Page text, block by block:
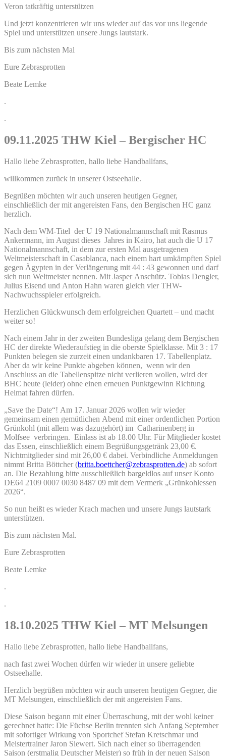
Veron tatkräftig unterstützen
Und jetzt konzentrieren wir uns wieder auf das vor uns liegende
Spiel und unterstützen unsere Jungs lautstark.
Bis zum nächsten Mal
Eure Zebrasprotten
Beate Lemke
.
.
09.11.2025 THW Kiel – Bergischer HC
Hallo liebe Zebrasprotten, hallo liebe Handballfans,
willkommen zurück in unserer Ostseehalle.
Begrüßen möchten wir auch unseren heutigen Gegner,
einschließlich der mit angereisten Fans, den Bergischen HC ganz
herzlich.
Nach dem WM-Titel der U 19 Nationalmannschaft mit Rasmus
Ankermann, im August dieses Jahres in Kairo, hat auch die U 17
Nationalmannschaft, in dem zur ersten Mal ausgetragenen
Weltmeisterschaft in Casablanca, nach einem hart umkämpften Spiel
gegen Ägypten in der Verlängerung mit 44 : 43 gewonnen und darf
sich nun Weltmeister nennen. Mit Jasper Anschütz. Tobias Dengler,
Julius Eisend und Anton Hahn waren gleich vier THW-
Nachwuchsspieler erfolgreich.
Herzlichen Glückwunsch dem erfolgreichen Quartett – und macht
weiter so!
Nach einem Jahr in der zweiten Bundesliga gelang dem Bergischen
HC der direkte Wiederaufstieg in die oberste Spielklasse. Mit 3 : 17
Punkten belegen sie zurzeit einen undankbaren 17. Tabellenplatz.
Aber da wir keine Punkte abgeben können, wenn wir den
Anschluss an die Tabellenspitze nicht verlieren wollen, wird der
BHC heute (leider) ohne einen erneuen Punktgewinn Richtung
Heimat fahren dürfen.
„Save the Date“! Am 17. Januar 2026 wollen wir wieder
gemeinsam einen gemütlichen Abend mit einer ordentlichen Portion
Grünkohl (mit allem was dazugehört) im Catharinenberg in
Molfsee verbringen. Einlass ist ab 18.00 Uhr. Für Mitglieder kostet
das Essen, einschließlich einem Begrüßungsgetränk 23,00 €.
Nichtmitglieder sind mit 26,00 € dabei. Verbindliche Anmeldungen
nimmt Britta Böttcher (britta.boettcher@zebrasprotten.de) ab sofort
an. Die Bezahlung bitte ausschließlich bargeldlos auf unser Konto
DE64 2109 0007 0030 8487 09 mit dem Vermerk „Grünkohlessen
2026“.
So nun heißt es wieder Krach machen und unsere Jungs lautstark
unterstützen.
Bis zum nächsten Mal.
Eure Zebrasprotten
Beate Lemke
.
.
18.10.2025 THW Kiel – MT Melsungen
Hallo liebe Zebrasprotten, hallo liebe Handballfans,
nach fast zwei Wochen dürfen wir wieder in unsere geliebte
Ostseehalle.
Herzlich begrüßen möchten wir auch unseren heutigen Gegner, die
MT Melsungen, einschließlich der mit angereisten Fans.
Diese Saison begann mit einer Überraschung, mit der wohl keiner
gerechnet hatte: Die Füchse Berlin trennten sich Anfang September
mit sofortiger Wirkung von Sportchef Stefan Kretschmar und
Meistertrainer Jaron Siewert. Sich nach einer so überragenden
Saison (erstmalig Deutscher Meister) so früh in der neuen Saison